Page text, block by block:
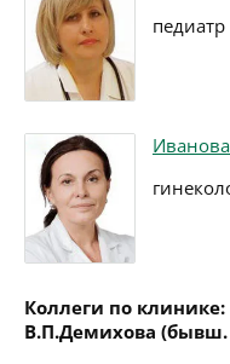
педиатр
Коллеги по
В.П.Демихова